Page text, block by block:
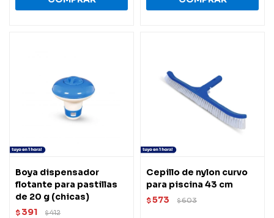
Boya dispensador
flotante para pastillas
de 20 g (chicas)
$ 391 $412
Cepillo de nylon curvo
para piscina 43 cm
$573 $603